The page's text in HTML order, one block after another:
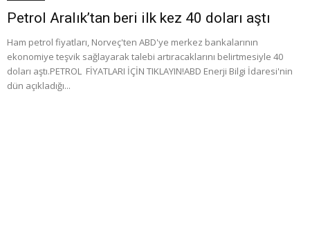
Petrol Aralık’tan beri ilk kez 40 doları aştı
Ham petrol fiyatları, Norveç'ten ABD'ye merkez bankalarının
ekonomiye teşvik sağlayarak talebi artıracaklarını belirtmesiyle 40
doları aştı.PETROL FİYATLARI İÇİN TIKLAYIN!ABD Enerji Bilgi İdaresi'nin
dün açıkladığı...